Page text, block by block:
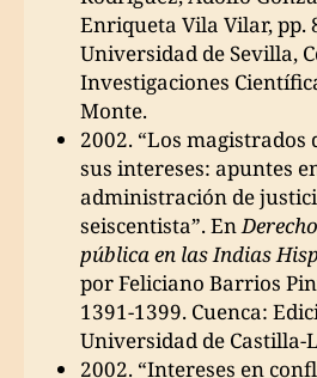
Enriqueta Vila Vilar, pp.
Universidad de Sevilla,
Investigaciones
Monte.
2002. “Los magistrados
sus intereses: apuntes
administración de
seiscentista”. En
pública en las Indias
por Feliciano Barrios
1391-1399. Cuenca:
Universidad de Castilla-
2002. “Intereses en